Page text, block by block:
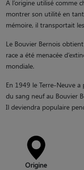
A l’origine utilisé comme
montrer son utilité en
mémoire, il transportait
Le Bouvier Bernois
race a été menacée
mondiale.
En 1949 le Terre-Neuve
du sang neuf au Bouvier
Il deviendra populaire
Origine